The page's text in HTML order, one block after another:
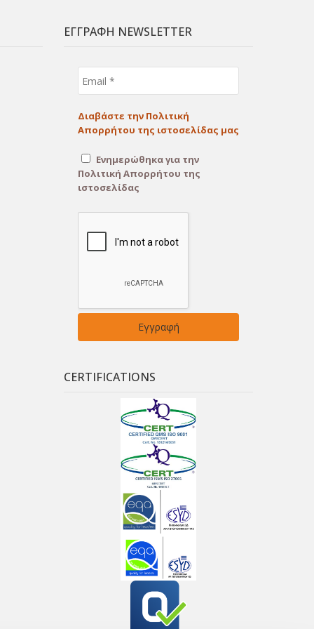
ΕΓΓΡΑΦΗ NEWSLETTER
Διαβάστε την Πολιτική
Απορρήτου της ιστοσελίδας μας
Ενημερώθηκα για την
Πολιτική Απορρήτου της
ιστοσελίδας
CERTIFICATIONS